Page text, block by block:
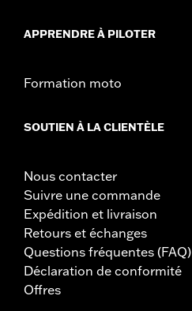
APPRENDRE À PILOTER
Formation moto
SOUTIEN À LA CLIENTÈLE
Nous contacter
Suivre une commande
Expédition et livraison
Retours et échanges
Questions fréquentes (FAQ)
Déclaration de conformité
Offres